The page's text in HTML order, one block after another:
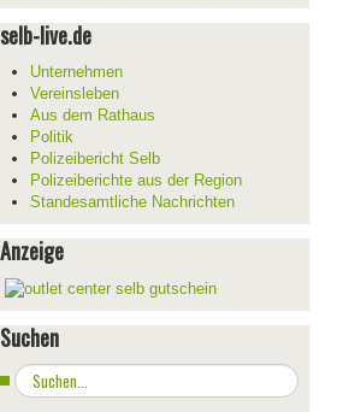
selb-live.de
Unternehmen
Vereinsleben
Aus dem Rathaus
Politik
Polizeibericht Selb
Polizeiberichte aus der Region
Standesamtliche Nachrichten
Anzeige
Suchen
Suchen
...